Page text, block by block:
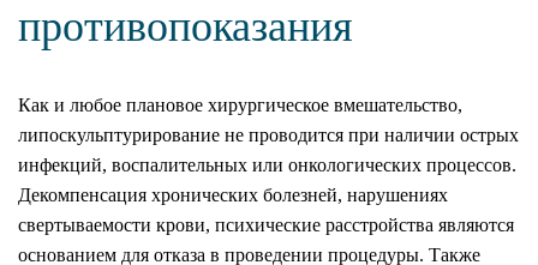
противопоказания
Как и любое плановое хирургическое вмешательство,
липоскульптурирование не проводится при наличии острых
инфекций, воспалительных или онкологических процессов.
Декомпенсация хронических болезней, нарушениях
свертываемости крови, психические расстройства являются
основанием для отказа в проведении процедуры. Также